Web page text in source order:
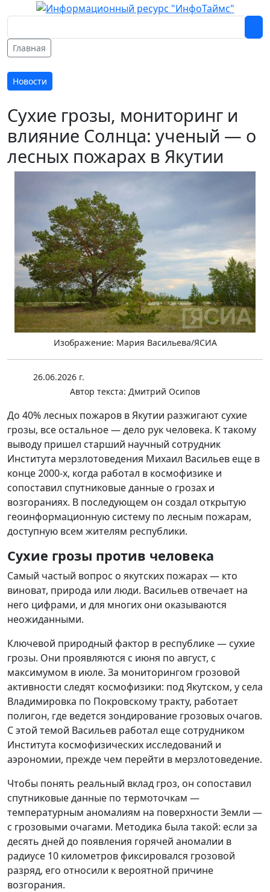
Главная
Новости
Сухие грозы, мониторинг и
влияние Солнца: ученый — о
лесных пожарах в Якутии
Изображение: Мария Васильева/ЯСИА
26.06.2026 г.
Автор текста: Дмитрий Осипов
До 40% лесных пожаров в Якутии разжигают сухие
грозы, все остальное — дело рук человека. К такому
выводу пришел старший научный сотрудник
Института мерзлотоведения Михаил Васильев еще в
конце 2000-х, когда работал в космофизике и
сопоставил спутниковые данные о грозах и
возгораниях. В последующем он создал открытую
геоинформационную систему по лесным пожарам,
доступную всем жителям республики.
Сухие грозы против человека
Самый частый вопрос о якутских пожарах — кто
виноват, природа или люди. Васильев отвечает на
него цифрами, и для многих они оказываются
неожиданными.
Ключевой природный фактор в республике — сухие
грозы. Они проявляются с июня по август, с
максимумом в июле. За мониторингом грозовой
активности следят космофизики: под Якутском, у села
Владимировка по Покровскому тракту, работает
полигон, где ведется зондирование грозовых очагов.
С этой темой Васильев работал еще сотрудником
Института космофизических исследований и
аэрономии, прежде чем перейти в мерзлотоведение.
Чтобы понять реальный вклад гроз, он сопоставил
спутниковые данные по термоточкам —
температурным аномалиям на поверхности Земли —
с грозовыми очагами. Методика была такой: если за
десять дней до появления горячей аномалии в
радиусе 10 километров фиксировался грозовой
разряд, его относили к вероятной причине
возгорания.